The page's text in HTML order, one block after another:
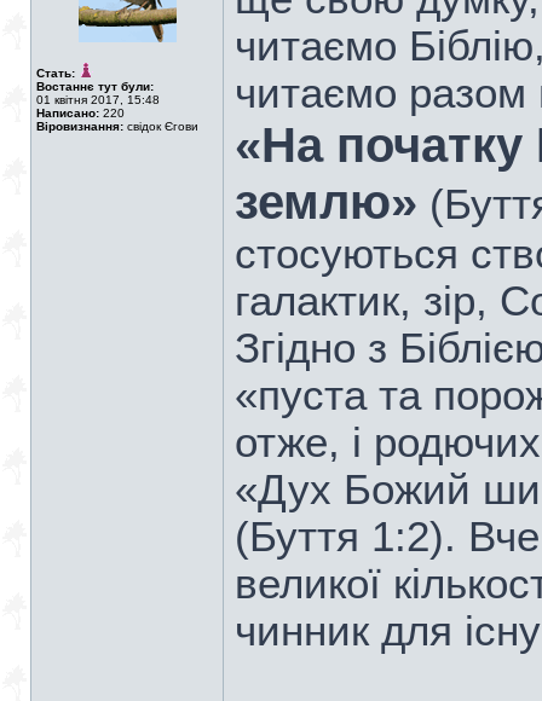
Стать:
Востаннє тут були:
01 квітня 2017, 15:48
Написано: 220
Віровизнання: свідок Єгови
читаємо
читаємо разом
«На
землю»
стосуються
галактик, зір,
Згідно з
«пуста та
отже, і родючих
«Дух Божий
(Буття 1:2).
великої
чинник для